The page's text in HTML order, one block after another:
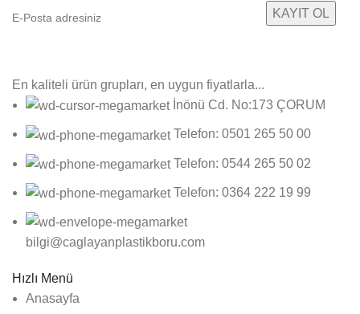
En kaliteli ürün grupları, en uygun fiyatlarla...
İnönü Cd. No:173 ÇORUM
Telefon: 0501 265 50 00
Telefon: 0544 265 50 02
Telefon: 0364 222 19 99
bilgi@caglayanplastikboru.com
Hızlı Menü
Anasayfa